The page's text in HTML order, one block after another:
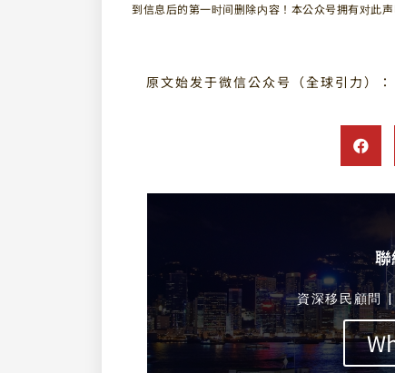
到信息后的第一时间删除内容！ 本公众号拥有对此
原文始发于微信公众号（全球引力）：
資深移民顧問